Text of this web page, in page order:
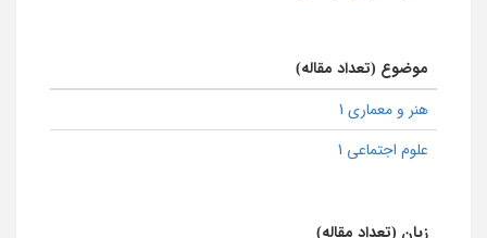
موضوع (تعداد مقاله)
هنر و معماری 1
علوم اجتماعی 1
زبان (تعداد مقاله)